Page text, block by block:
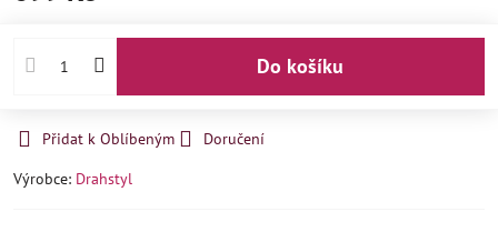
Do košíku
Přidat k Oblíbeným
Doručení
Výrobce: Drahstyl